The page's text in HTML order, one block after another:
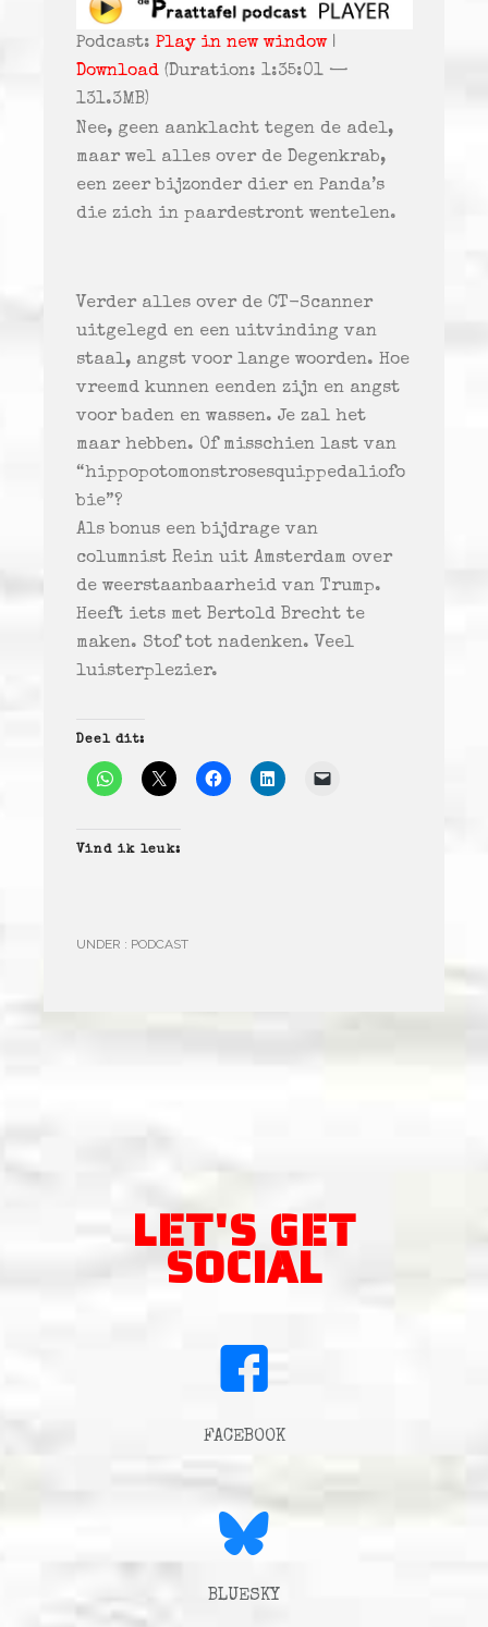
Podcast: Play in new window|
Download (Duration: 1:35:01 —
131.3MB)
Nee, geen aanklacht tegen de adel,
maar wel alles over de Degenkrab,
een zeer bijzonder dier en Panda’s
die zich in paardestront wentelen.
Verder alles over de CT-Scanner
uitgelegd en een uitvinding van
staal, angst voor lange woorden. Hoe
vreemd kunnen eenden zijn en angst
voor baden en wassen. Je zal het
maar hebben. Of misschien last van
“hippopotomonstrosesquippedaliofo
bie”?
Als bonus een bijdrage van
columnist Rein uit Amsterdam over
de weerstaanbaarheid van Trump.
Heeft iets met Bertold Brecht te
maken. Stof tot nadenken. Veel
luisterplezier.
Deel dit:
Vind ik leuk:
UNDER : PODCAST
LET'S GET
SOCIAL
FACEBOOK
BLUESKY